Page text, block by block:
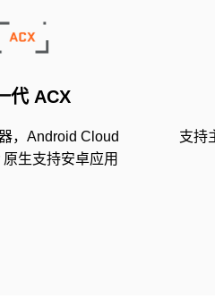
代 ACX
，Android Cloud
生支持安卓应用
支持